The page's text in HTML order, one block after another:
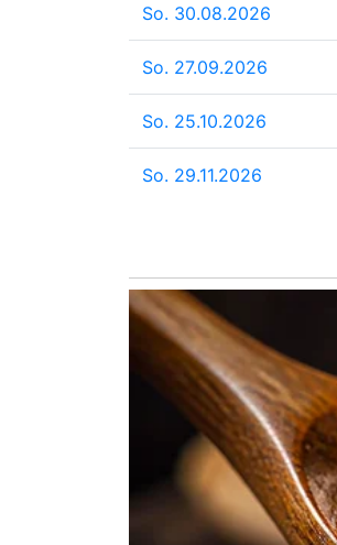
So. 30.08.2026
So. 27.09.2026
So. 25.10.2026
So. 29.11.2026